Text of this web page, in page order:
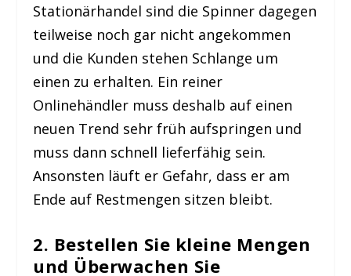
Stationärhandel sind die Spinner dagegen
teilweise noch gar nicht angekommen
und die Kunden stehen Schlange um
einen zu erhalten. Ein reiner
Onlinehändler muss deshalb auf einen
neuen Trend sehr früh aufspringen und
muss dann schnell lieferfähig sein.
Ansonsten läuft er Gefahr, dass er am
Ende auf Restmengen sitzen bleibt.
2. Bestellen Sie kleine Mengen
und Überwachen Sie